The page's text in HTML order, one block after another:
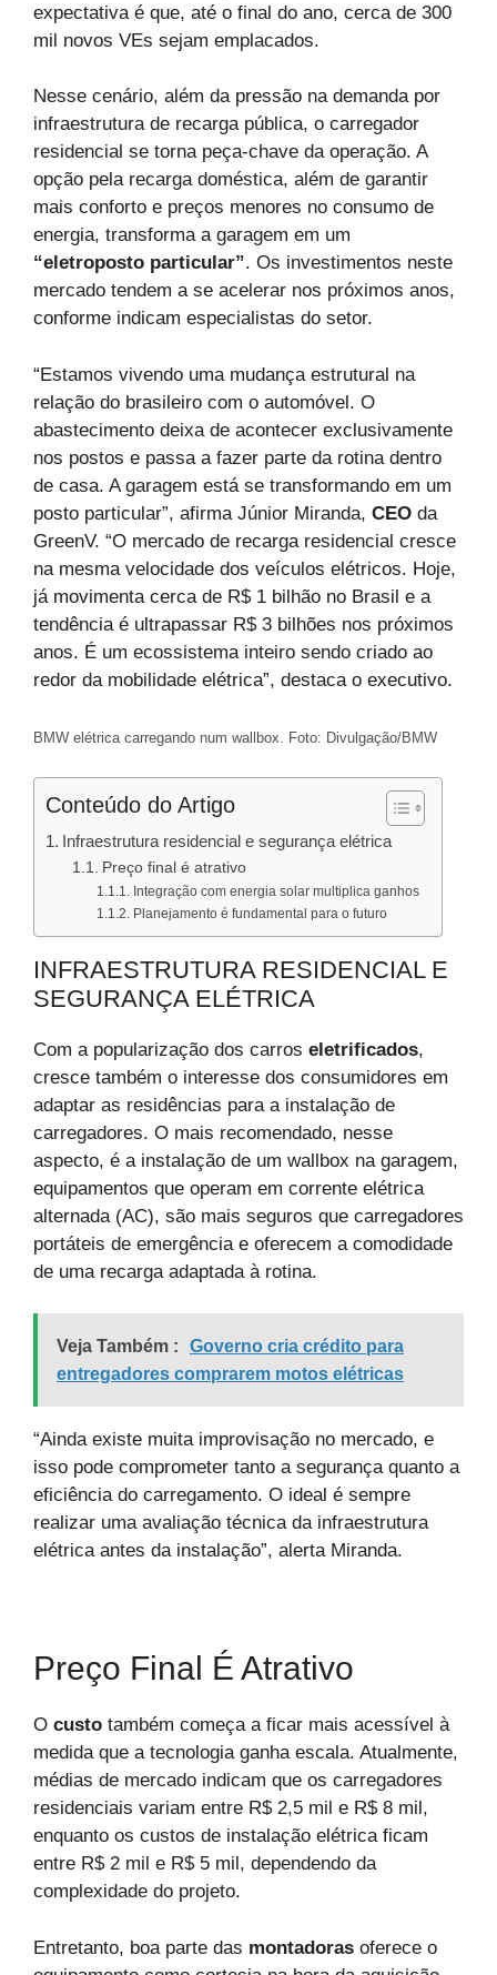
expectativa é que, até o final do ano, cerca de 300
mil novos VEs sejam emplacados.
Nesse cenário, além da pressão na demanda por
infraestrutura de recarga pública, o carregador
residencial se torna peça-chave da operação. A
opção pela recarga doméstica, além de garantir
mais conforto e preços menores no consumo de
energia, transforma a garagem em um
“eletroposto particular”. Os investimentos neste
mercado tendem a se acelerar nos próximos anos,
conforme indicam especialistas do setor.
“Estamos vivendo uma mudança estrutural na
relação do brasileiro com o automóvel. O
abastecimento deixa de acontecer exclusivamente
nos postos e passa a fazer parte da rotina dentro
de casa. A garagem está se transformando em um
posto particular”, afirma Júnior Miranda, CEO da
GreenV. “O mercado de recarga residencial cresce
na mesma velocidade dos veículos elétricos. Hoje,
já movimenta cerca de R$ 1 bilhão no Brasil e a
tendência é ultrapassar R$ 3 bilhões nos próximos
anos. É um ecossistema inteiro sendo criado ao
redor da mobilidade elétrica”, destaca o executivo.
BMW elétrica carregando num wallbox. Foto: Divulgação/BMW
Conteúdo do Artigo
Infraestrutura residencial e segurança elétrica
Preço final é atrativo
Integração com energia solar multiplica ganhos
Planejamento é fundamental para o futuro
INFRAESTRUTURA RESIDENCIAL E
SEGURANÇA ELÉTRICA
Com a popularização dos carros eletrificados,
cresce também o interesse dos consumidores em
adaptar as residências para a instalação de
carregadores. O mais recomendado, nesse
aspecto, é a instalação de um wallbox na garagem,
equipamentos que operam em corrente elétrica
alternada (AC), são mais seguros que carregadores
portáteis de emergência e oferecem a comodidade
de uma recarga adaptada à rotina.
Veja Também :
Governo cria crédito para
entregadores comprarem motos elétricas
“Ainda existe muita improvisação no mercado, e
isso pode comprometer tanto a segurança quanto a
eficiência do carregamento. O ideal é sempre
realizar uma avaliação técnica da infraestrutura
elétrica antes da instalação”, alerta Miranda.
Preço Final É Atrativo
O custo também começa a ficar mais acessível à
medida que a tecnologia ganha escala. Atualmente,
médias de mercado indicam que os carregadores
residenciais variam entre R$ 2,5 mil e R$ 8 mil,
enquanto os custos de instalação elétrica ficam
entre R$ 2 mil e R$ 5 mil, dependendo da
complexidade do projeto.
Entretanto, boa parte das montadoras oferece o